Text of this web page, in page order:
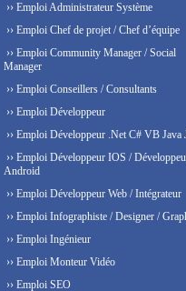
›› Emploi Administrateur Système
›› Emploi Chef de projet / Chef d’équipe
›› Emploi Community Manager / Social
Manager
›› Emploi Conseillers / Consultants
›› Emploi Développeur
›› Emploi Développeur .Net C# VB Java
›› Emploi Développeur IOS /
Android
›› Emploi Développeur Web / Intégrateur
›› Emploi Infographiste / Designer /
›› Emploi Ingénieur
›› Emploi Monteur Vidéo
›› Emploi SEO